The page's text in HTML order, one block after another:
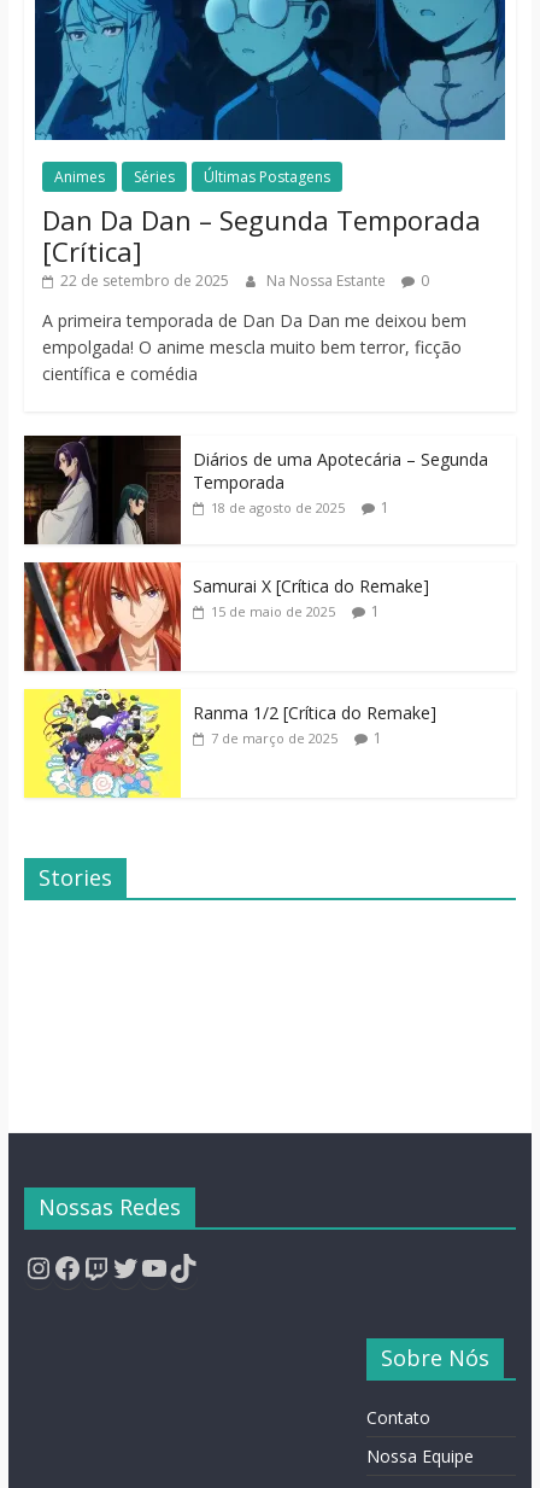
Animes Séries Últimas Postagens
Dan Da Dan – Segunda Temporada
[Crítica]
22 de setembro de 2025 Na Nossa Estante 0
A primeira temporada de Dan Da Dan me deixou bem
empolgada! O anime mescla muito bem terror, ficção
científica e comédia
Diários de uma Apotecária – Segunda
Temporada
18 de agosto de 2025 1
Samurai X [Crítica do Remake]
15 de maio de 2025 1
Ranma 1/2 [Crítica do Remake]
7 de março de 2025 1
Stories
Dicas de Filmes
Para o Fim de
Família Inusitada
Nossas Redes
Instagram
Facebook
Twitch
Twitter
YouTube
TikTok
Sobre Nós
Contato
Nossa Equipe